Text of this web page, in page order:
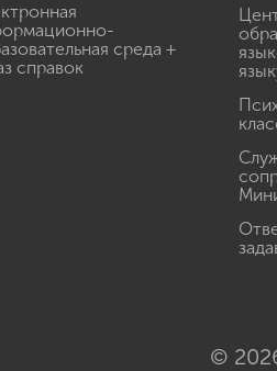
среда +
справок
©